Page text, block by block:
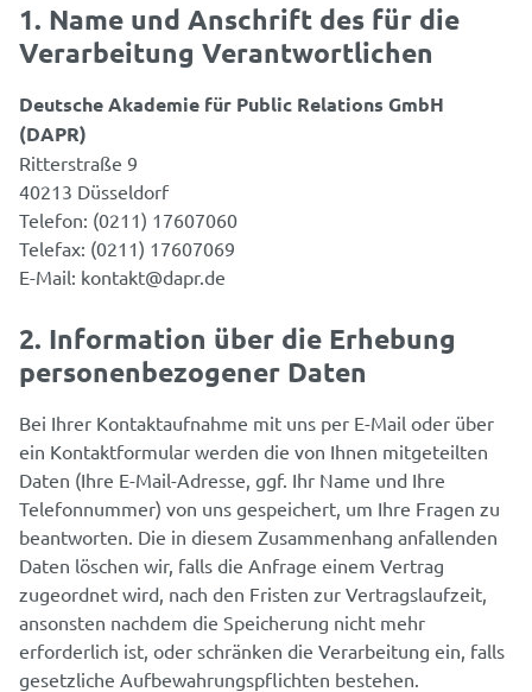
1. Name und Anschrift des für die
Verarbeitung Verantwortlichen
Deutsche Akademie für Public Relations GmbH
(DAPR)
Ritterstraße 9
40213 Düsseldorf
Telefon: (0211) 17607060
Telefax: (0211) 17607069
E-Mail: kontakt@dapr.de
2. Information über die Erhebung
personenbezogener Daten
Bei Ihrer Kontaktaufnahme mit uns per E-Mail oder über
ein Kontaktformular werden die von Ihnen mitgeteilten
Daten (Ihre E-Mail-Adresse, ggf. Ihr Name und Ihre
Telefonnummer) von uns gespeichert, um Ihre Fragen zu
beantworten. Die in diesem Zusammenhang anfallenden
Daten löschen wir, falls die Anfrage einem Vertrag
zugeordnet wird, nach den Fristen zur Vertragslaufzeit,
ansonsten nachdem die Speicherung nicht mehr
erforderlich ist, oder schränken die Verarbeitung ein, falls
gesetzliche Aufbewahrungspflichten bestehen.